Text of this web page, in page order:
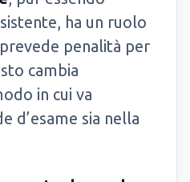
ha un ruolo
penalità per
cambia
in cui va
d’esame sia nella